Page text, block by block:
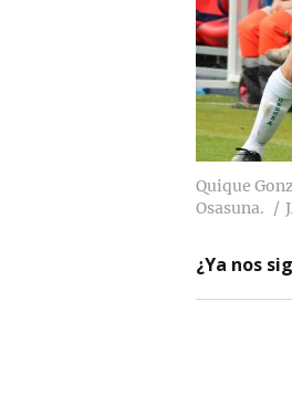
Quique
Osasuna.
¿Ya nos